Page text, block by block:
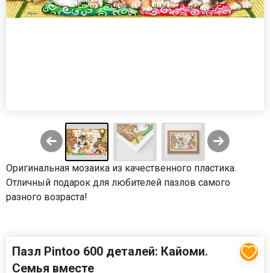
Оригинальная мозаика из качественного пластика.
Отличный подарок для любителей пазлов самого
разного возраста!
Пазл Pintoo 600 деталей: Кайоми.
Семья вместе